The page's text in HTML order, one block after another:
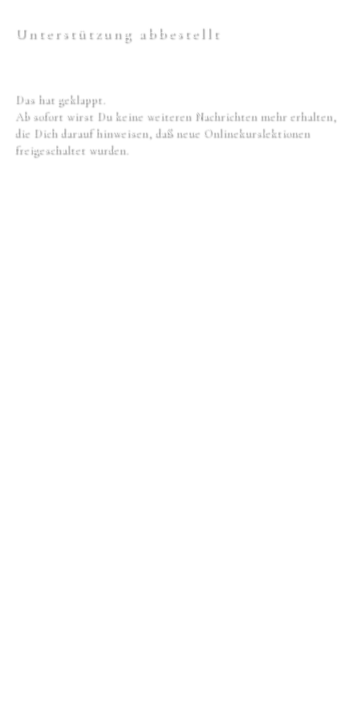
Unterstützung abbestellt
Das hat geklappt.
Ab sofort wirst Du keine weiteren Nachrichten mehr erhalten,
die Dich darauf hinweisen, daß neue Onlinekurslektionen
freigeschaltet wurden.